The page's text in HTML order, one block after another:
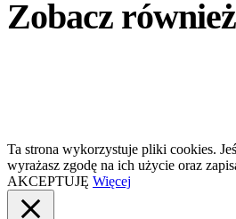
Zobacz również
Ta strona wykorzystuje pliki cookies.
wyrażasz zgodę na ich użycie oraz
AKCEPTUJĘ Więcej